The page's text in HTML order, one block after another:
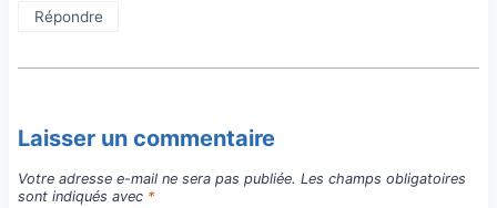
Répondre
Laisser un commentaire
Votre adresse e-mail ne sera pas publiée. Les champs obligatoires
sont indiqués avec *